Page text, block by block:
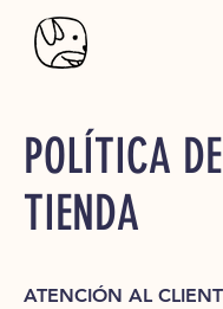
POLÍTICA
TIENDA
ATENCIÓN AL